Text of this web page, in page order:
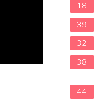
18
39
32
38
44